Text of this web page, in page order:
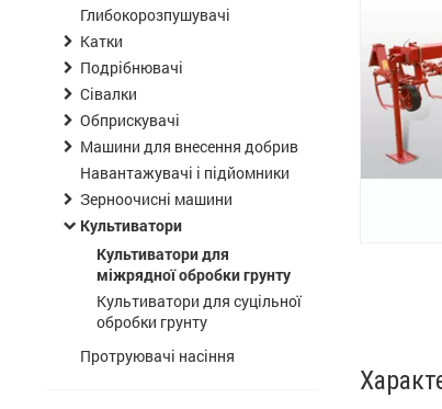
Глибокорозпушувачі
Катки
Подрібнювачі
Сівалки
Обприскувачі
Машини для внесення добрив
Навантажувачі і підйомники
Зерноочисні машини
Культиватори
Культиватори для
міжрядної обробки грунту
Культиватори для суцільної
обробки грунту
Протруювачі насіння